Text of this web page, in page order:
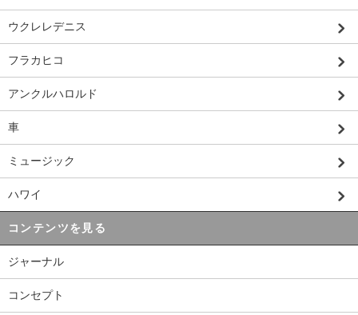
ウクレレデニス
フラカヒコ
アンクルハロルド
車
ミュージック
ハワイ
コンテンツを見る
ジャーナル
コンセプト